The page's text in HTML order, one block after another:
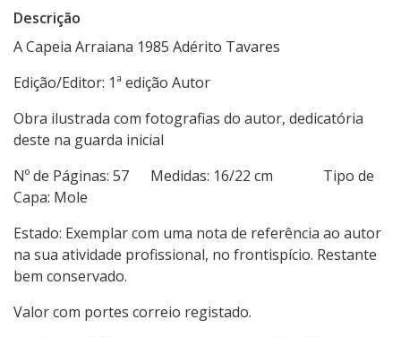
Descrição
A Capeia Arraiana 1985 Adérito Tavares
Edição/Editor: 1ª edição Autor
Obra ilustrada com fotografias do autor, dedicatória
deste na guarda inicial
Nº de Páginas: 57 Medidas: 16/22 cm Tipo de
Capa: Mole
Estado: Exemplar com uma nota de referência ao autor
na sua atividade profissional, no frontispício. Restante
bem conservado.
Valor com portes correio registado.